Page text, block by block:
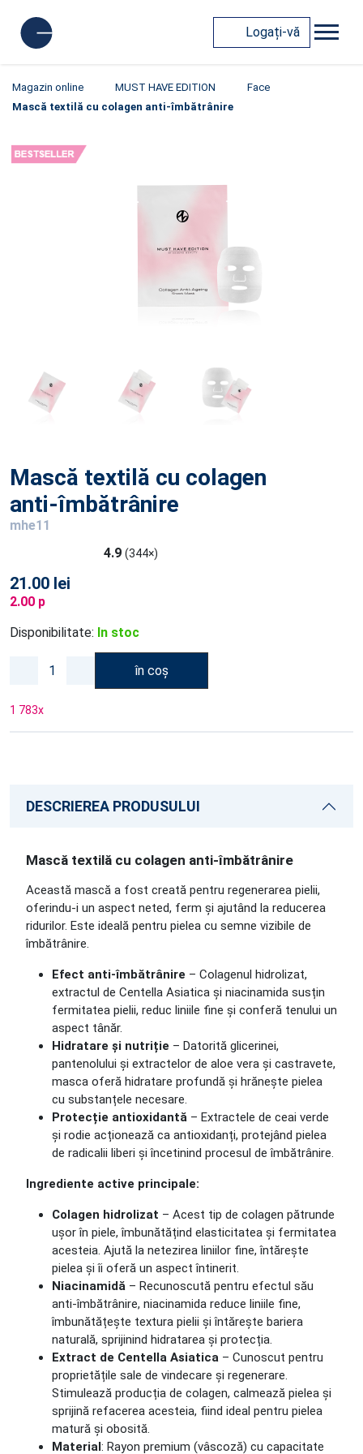
Logați-vă
Magazin online MUST HAVE EDITION
Face
Mască textilă cu colagen anti-îmbătrânire
Mască textilă cu colagen
anti-îmbătrânire
mhe11
4.9 (344×)
21.00 lei
2.00 p
Disponibilitate: In stoc
în coș
1 783x
DESCRIEREA PRODUSULUI
Mască textilă cu colagen anti-îmbătrânire
Această mască a fost creată pentru regenerarea pielii,
oferindu-i un aspect neted, ferm și ajutând la reducerea
ridurilor. Este ideală pentru pielea cu semne vizibile de
îmbătrânire.
Efect anti-îmbătrânire – Colagenul hidrolizat,
extractul de Centella Asiatica și niacinamida susțin
fermitatea pielii, reduc liniile fine și conferă tenului un
aspect tânăr.
Hidratare și nutriție – Datorită glicerinei,
pantenolului și extractelor de aloe vera și castravete,
masca oferă hidratare profundă și hrănește pielea
cu substanțele necesare.
Protecție antioxidantă – Extractele de ceai verde
și rodie acționează ca antioxidanți, protejând pielea
de radicalii liberi și încetinind procesul de îmbătrânire.
Ingrediente active principale:
Colagen hidrolizat – Acest tip de colagen pătrunde
ușor în piele, îmbunătățind elasticitatea și fermitatea
acesteia. Ajută la netezirea liniilor fine, întărește
pielea și îi oferă un aspect întinerit.
Niacinamidă – Recunoscută pentru efectul său
anti-îmbătrânire, niacinamida reduce liniile fine,
îmbunătățește textura pielii și întărește bariera
naturală, sprijinind hidratarea și protecția.
Extract de Centella Asiatica – Cunoscut pentru
proprietățile sale de vindecare și regenerare.
Stimulează producția de colagen, calmează pielea și
sprijină refacerea acesteia, fiind ideal pentru pielea
matură și obosită.
Material: Rayon premium (vâscoză) cu capacitate